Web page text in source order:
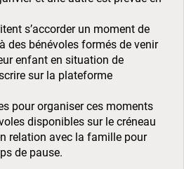
s’accorder un moment de
des bénévoles formés de venir
enfant en situation de
sur la plateforme
pour organiser ces moments
disponibles sur le créneau
relation avec la famille pour
de pause.